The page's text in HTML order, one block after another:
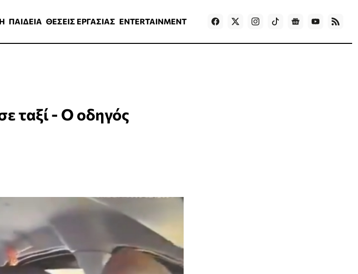
ΠΑΙΔΕΙΑ ΘΕΣΕΙΣ ΕΡΓΑΣΙΑΣ ENTERTAINMENT Games
ταξί - Ο οδηγός